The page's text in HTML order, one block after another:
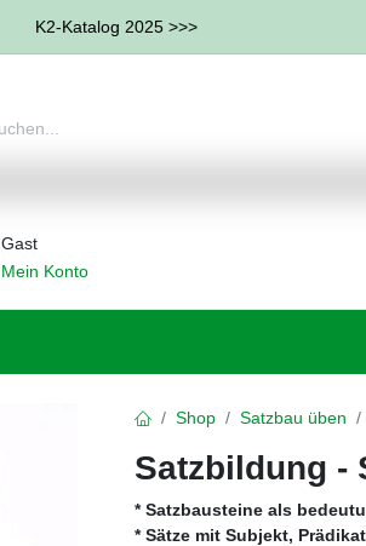
K2-Katalog 2025 >>>
Gast
Mein Konto
Shop Satzbau üben
Satzbildung -
* Satzbausteine als
* Sätze mit Subjekt,